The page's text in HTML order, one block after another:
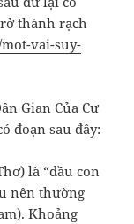
thành rạch
vai-suy-
Gian Của Cư
đoạn sau đây:
là “đầu con
nên thường
Khoảng